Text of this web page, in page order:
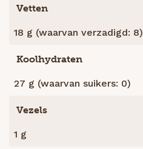
Vetten
18 g (waarvan verzadigd: 8)
Koolhydraten
27 g (waarvan suikers: 0)
Vezels
1 g